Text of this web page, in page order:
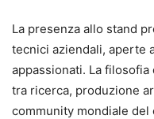
La presenza allo stand
tecnici aziendali, aperte
appassionati. La filosofia
tra ricerca, produzione
community mondiale del